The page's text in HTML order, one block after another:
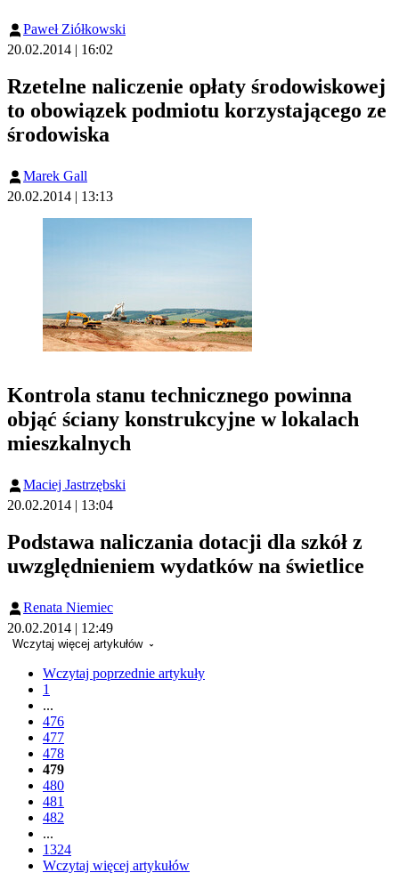
Paweł Ziółkowski
20.02.2014 | 16:02
Rzetelne naliczenie opłaty środowiskowej
to obowiązek podmiotu korzystającego ze
środowiska
Marek Gall
20.02.2014 | 13:13
Kontrola stanu technicznego powinna
objąć ściany konstrukcyjne w lokalach
mieszkalnych
Maciej Jastrzębski
20.02.2014 | 13:04
Podstawa naliczania dotacji dla szkół z
uwzględnieniem wydatków na świetlice
Renata Niemiec
20.02.2014 | 12:49
Wczytaj więcej artykułów
Wczytaj poprzednie artykuły
1
...
476
477
478
479
480
481
482
...
1324
Wczytaj więcej artykułów